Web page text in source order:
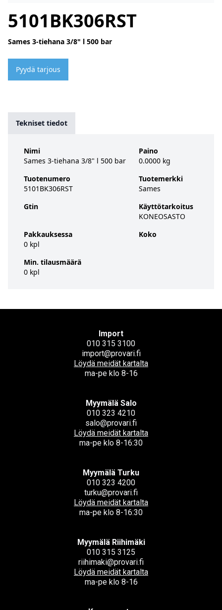
5101BK306RST
Sames 3-tiehana 3/8" l 500 bar
Pyydä tarjous
Tekniset tiedot
Nimi
Sames 3-tiehana 3/8" l 500 bar
Tuotenumero
5101BK306RST
Gtin
Pakkauksessa
0 kpl
Min. tilausmäärä
0 kpl
Paino
0.0000 kg
Tuotemerkki
Sames
Käyttötarkoitus
KONEOSASTO
Koko
Import
010 315 3100
import@provari.fi
Löydä meidät kartalta
ma-pe klo 8-16
Myymälä Salo
010 323 4210
salo@provari.fi
Löydä meidät kartalta
ma-pe klo 8-16:30
Myymälä Turku
010 323 4200
turku@provari.fi
Löydä meidät kartalta
ma-pe klo 8-16:30
Myymälä Riihimäki
010 315 3125
riihimaki@provari.fi
Löydä meidät kartalta
ma-pe klo 8-16